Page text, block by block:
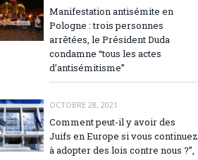
Manifestation antisémite en
Pologne : trois personnes
arrêtées, le Président Duda
condamne “tous les actes
d’antisémitisme”
OCTOBRE 28, 2021
Comment peut-il y avoir des
Juifs en Europe si vous continuez
à adopter des lois contre nous ?”,